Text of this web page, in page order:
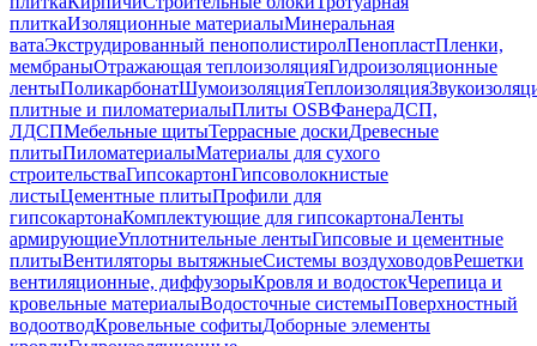
плиткаИзоляционные материалыМинеральная
ватаЭкструдированный пенополистиролПенопластПленки,
мембраныОтражающая теплоизоляцияГидроизоляционные
лентыПоликарбонатШумоизоляцияТеплоизоляция
плитные и пиломатериалыПлиты OSBФанераДСП,
ЛДСПМебельные щитыТеррасные доскиДревесные
плитыПиломатериалыМатериалы для сухого
строительстваГипсокартонГипсоволокнистые
листыЦементные плитыПрофили для
гипсокартонаКомплектующие для гипсокартонаЛенты
армирующиеУплотнительные лентыГипсовые и цементные
плитыВентиляторы вытяжныеСистемы воздуховодовРешетки
вентиляционные, диффузорыКровля и водостокЧерепица и
кровельные материалыВодосточные системыПоверхностный
водоотводКровельные софитыДоборные элементы